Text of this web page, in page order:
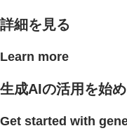
詳細を見る
Learn more
生成AIの活用を始
Get started with